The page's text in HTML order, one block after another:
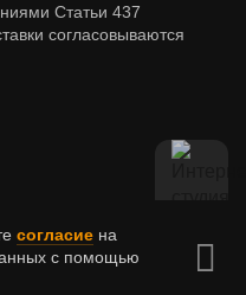
Статьи 437
согласовываются
согласие на
с помощью